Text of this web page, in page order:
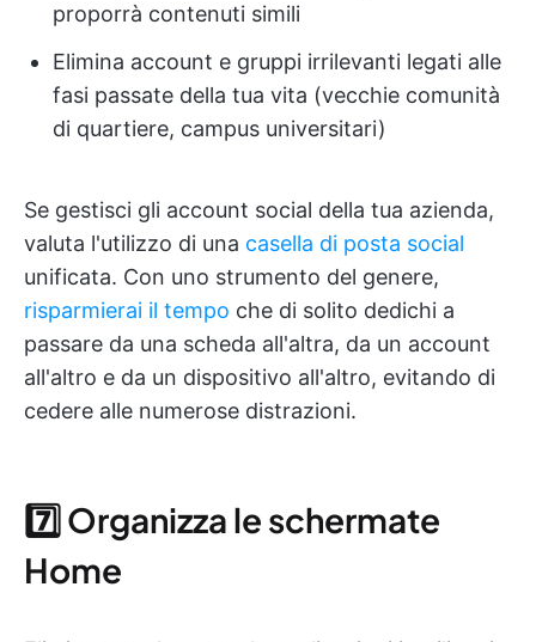
proporrà contenuti simili
Elimina account e gruppi irrilevanti legati alle
fasi passate della tua vita (vecchie comunità
di quartiere, campus universitari)
Se gestisci gli account social della tua azienda,
valuta l'utilizzo di una casella di posta social
unificata. Con uno strumento del genere,
risparmierai il tempo che di solito dedichi a
passare da una scheda all'altra, da un account
all'altro e da un dispositivo all'altro, evitando di
cedere alle numerose distrazioni.
7️⃣ Organizza le schermate
Home